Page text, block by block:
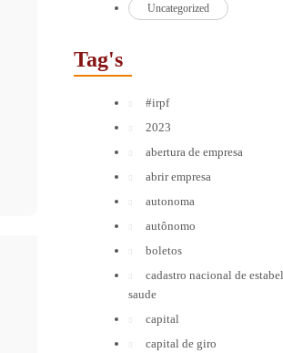
Uncategorized
Tag's
#irpf
2023
abertura de empresa
abrir empresa
autonoma
autônomo
boletos
cadastro nacional de
saude
capital
capital de giro